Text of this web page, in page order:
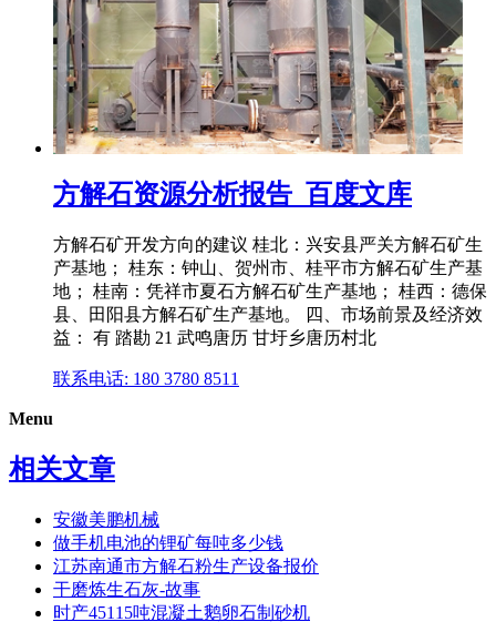
方解石资源分析报告_百度文库
方解石矿开发方向的建议 桂北：兴安县严关方解石矿生
产基地； 桂东：钟山、贺州市、桂平市方解石矿生产基
地； 桂南：凭祥市夏石方解石矿生产基地； 桂西：德保
县、田阳县方解石矿生产基地。 四、市场前景及经济效
益： 有 踏勘 21 武鸣唐历 甘圩乡唐历村北
联系电话: 180 3780 8511
Menu
相关文章
安徽美鹏机械
做手机电池的锂矿每吨多少钱
江苏南通市方解石粉生产设备报价
干磨炼生石灰-故事
时产45115吨混凝土鹅卵石制砂机